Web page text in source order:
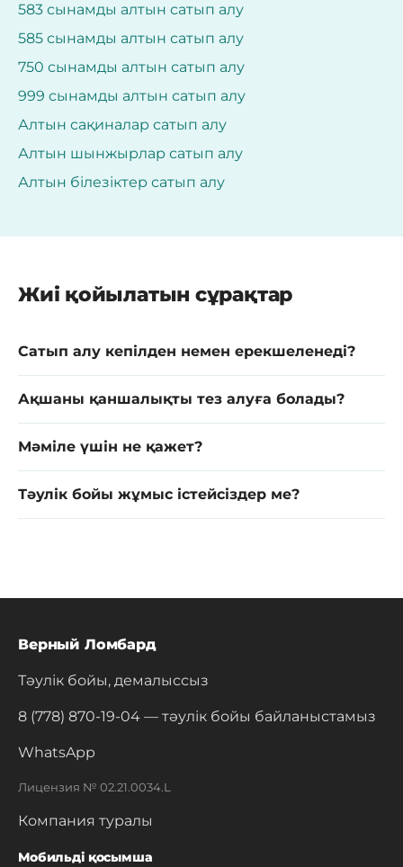
583 сынамды алтын сатып алу
585 сынамды алтын сатып алу
750 сынамды алтын сатып алу
999 сынамды алтын сатып алу
Алтын сақиналар сатып алу
Алтын шынжырлар сатып алу
Алтын білезіктер сатып алу
Жиі қойылатын сұрақтар
Сатып алу кепілден немен ерекшеленеді?
Ақшаны қаншалықты тез алуға болады?
Мәміле үшін не қажет?
Тәулік бойы жұмыс істейсіздер ме?
Верный Ломбард
Тәулік бойы, демалыссыз
8 (778) 870-19-04 — тәулік бойы байланыстамыз
WhatsApp
Лицензия № 02.21.0034.L
Компания туралы
Мобильді қосымша